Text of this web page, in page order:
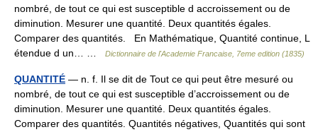
nombré, de tout ce qui est susceptible d accroissement ou de
diminution. Mesurer une quantité. Deux quantités égales.
Comparer des quantités. En Mathématique, Quantité continue, L
étendue d un… …
Dictionnaire de l'Academie Francaise, 7eme edition (1835)
QUANTITÉ — n. f. Il se dit de Tout ce qui peut être mesuré ou
nombré, de tout ce qui est susceptible d’accroissement ou de
diminution. Mesurer une quantité. Deux quantités égales.
Comparer des quantités. Quantités négatives, Quantités qui sont